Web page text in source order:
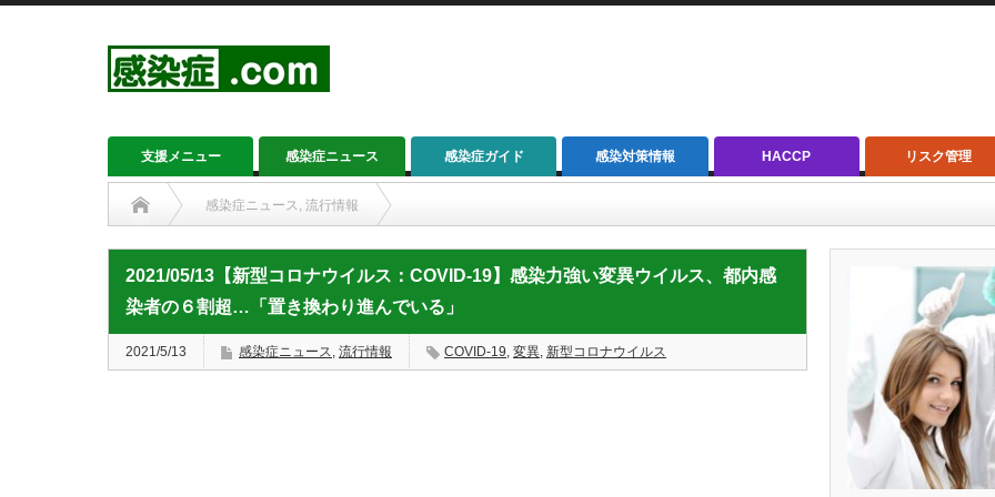
支援メニュー 感染症ニュース 感染症ガイド 感染対策情報 HACCP リスク管理
感染症ニュース, 流行情報
2021/05/13【新型コロナウイルス：COVID-19】感染力強い変異ウイルス、都内感染者の６割超…「置き換わり進んでいる」
2021/05/13【新型コロナウイルス：COVID-19】感染力強い変異ウイルス、都内感
染者の６割超…「置き換わり進んでいる」
2021/5/13 感染症ニュース, 流行情報 COVID-19, 変異, 新型コロナウイルス